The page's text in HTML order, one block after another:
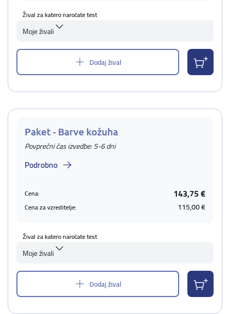
Žival za katero naročate test
Moje živali
Dodaj žival
Paket - Barve kožuha
Povprečni čas izvedbe: 5-6 dni
Podrobno
Cena: 143,75 €
Cena za vzreditelje: 115,00 €
Žival za katero naročate test
Moje živali
Dodaj žival